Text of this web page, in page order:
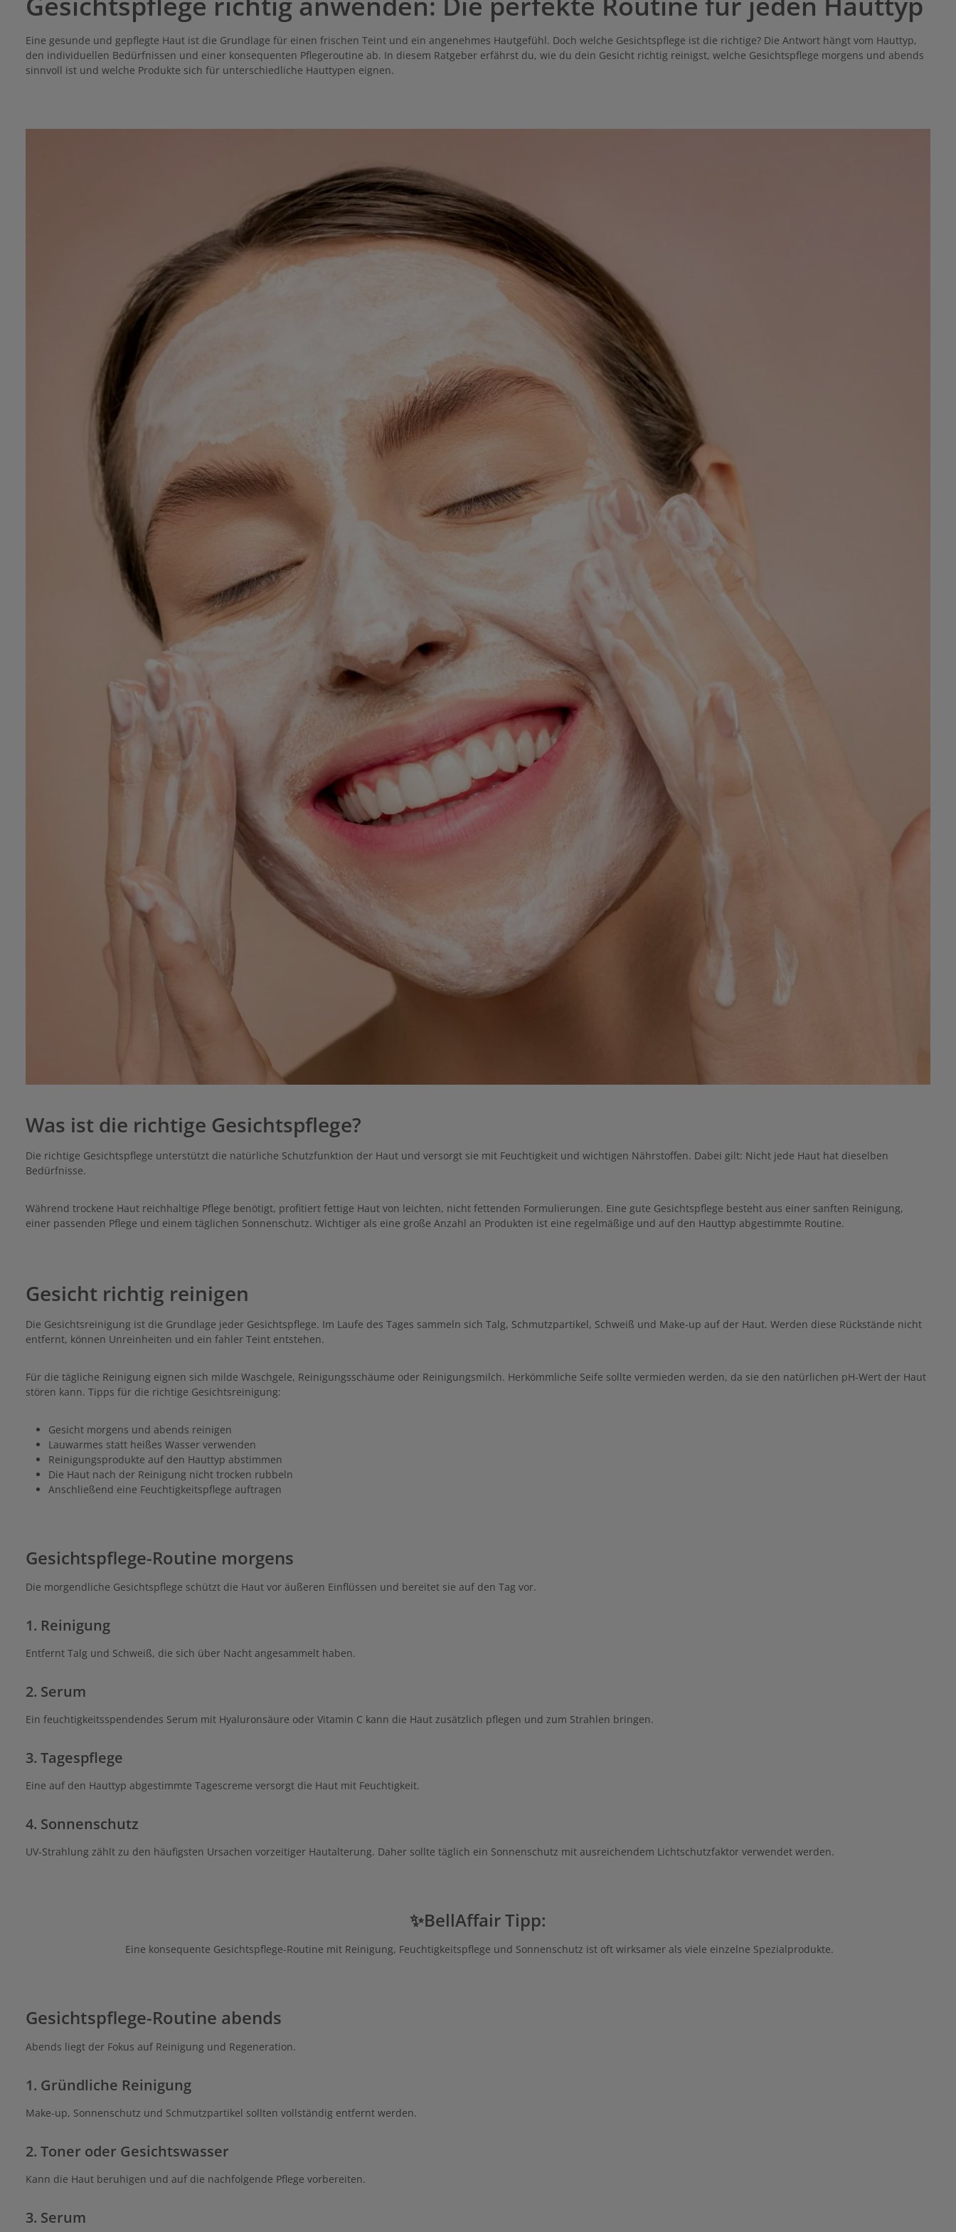
Eine gesunde und gepflegte Haut ist die Grundlage für einen frischen Teint und ein angenehmes Hautgefühl. Doch welche Gesichtspflege ist die richtige? Die Antwort hängt vom Hauttyp,
den individuellen Bedürfnissen und einer konsequenten Pflegeroutine ab. In diesem Ratgeber erfährst du, wie du dein Gesicht richtig reinigst, welche Gesichtspflege morgens und abends
sinnvoll ist und welche Produkte sich für unterschiedliche Hauttypen eignen.
Was ist die richtige Gesichtspflege?
Die richtige Gesichtspflege unterstützt die natürliche Schutzfunktion der Haut und versorgt sie mit Feuchtigkeit und wichtigen Nährstoffen. Dabei gilt: Nicht jede Haut hat dieselben
Bedürfnisse.
Während trockene Haut reichhaltige Pflege benötigt, profitiert fettige Haut von leichten, nicht fettenden Formulierungen. Eine gute Gesichtspflege besteht aus einer sanften Reinigung,
einer passenden Pflege und einem täglichen Sonnenschutz. Wichtiger als eine große Anzahl an Produkten ist eine regelmäßige und auf den Hauttyp abgestimmte Routine.
Gesicht richtig reinigen
Die Gesichtsreinigung ist die Grundlage jeder Gesichtspflege. Im Laufe des Tages sammeln sich Talg, Schmutzpartikel, Schweiß und Make-up auf der Haut. Werden diese Rückstände nicht
entfernt, können Unreinheiten und ein fahler Teint entstehen.
Für die tägliche Reinigung eignen sich milde Waschgele, Reinigungsschäume oder Reinigungsmilch. Herkömmliche Seife sollte vermieden werden, da sie den natürlichen pH-Wert der Haut
stören kann. Tipps für die richtige Gesichtsreinigung:
Gesicht morgens und abends reinigen
Lauwarmes statt heißes Wasser verwenden
Reinigungsprodukte auf den Hauttyp abstimmen
Die Haut nach der Reinigung nicht trocken rubbeln
Anschließend eine Feuchtigkeitspflege auftragen
Gesichtspflege-Routine morgens
Die morgendliche Gesichtspflege schützt die Haut vor äußeren Einflüssen und bereitet sie auf den Tag vor.
1. Reinigung
Entfernt Talg und Schweiß, die sich über Nacht angesammelt haben.
2. Serum
Ein feuchtigkeitsspendendes Serum mit Hyaluronsäure oder Vitamin C kann die Haut zusätzlich pflegen und zum Strahlen bringen.
3. Tagespflege
Eine auf den Hauttyp abgestimmte Tagescreme versorgt die Haut mit Feuchtigkeit.
4. Sonnenschutz
UV-Strahlung zählt zu den häufigsten Ursachen vorzeitiger Hautalterung. Daher sollte täglich ein Sonnenschutz mit ausreichendem Lichtschutzfaktor verwendet werden.
✨BellAffair Tipp:
Eine konsequente Gesichtspflege-Routine mit Reinigung, Feuchtigkeitspflege und Sonnenschutz ist oft wirksamer als viele einzelne Spezialprodukte.
Gesichtspflege-Routine abends
Abends liegt der Fokus auf Reinigung und Regeneration.
1. Gründliche Reinigung
Make-up, Sonnenschutz und Schmutzpartikel sollten vollständig entfernt werden.
2. Toner oder Gesichtswasser
Kann die Haut beruhigen und auf die nachfolgende Pflege vorbereiten.
3. Serum